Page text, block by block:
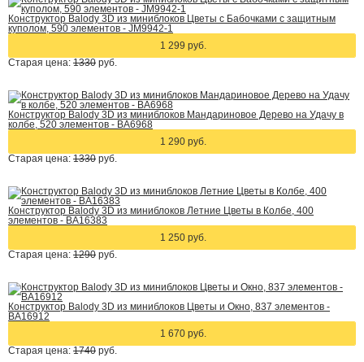
Конструктор Balody 3D из миниблоков Цветы с Бабочками с защитным
куполом, 590 элементов - JM9942-1
1 299 руб.
Старая цена: 1330 руб.
Конструктор Balody 3D из миниблоков Мандариновое Дерево на Удачу в
колбе, 520 элементов - BA6968
1 290 руб.
Старая цена: 1330 руб.
Конструктор Balody 3D из миниблоков Летние Цветы в Колбе, 400
элементов - BA16383
1 250 руб.
Старая цена: 1290 руб.
Конструктор Balody 3D из миниблоков Цветы и Окно, 837 элементов -
BA16912
1 670 руб.
Старая цена: 1740 руб.